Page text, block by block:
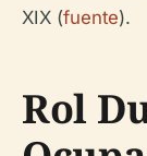
XIX (fuente).
Rol